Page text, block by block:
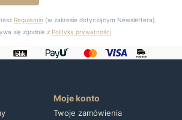
Regulamin (w zakresie dotyczącym Newslettera).
się zgodnie z Polityką prywatności
Moje konto
Twoje zamówienia